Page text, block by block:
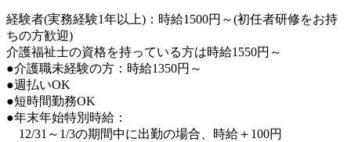
経験者(実務経験1年以上)：時給1500円～(初任者研修をお持
ちの方歓迎)
介護福祉士の資格を持っている方は時給1550円～
●介護職未経験の方：時給1350円～
●週払いOK
●短時間勤務OK
●年末年始特別時給：
12/31～1/3の期間中に出勤の場合、時給＋100円